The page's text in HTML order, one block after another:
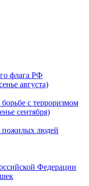
флага РФ
августа)
с терроризмом
сентября)
пожилых людей
Федерации